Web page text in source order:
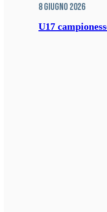
8 Giugno 2026
U17